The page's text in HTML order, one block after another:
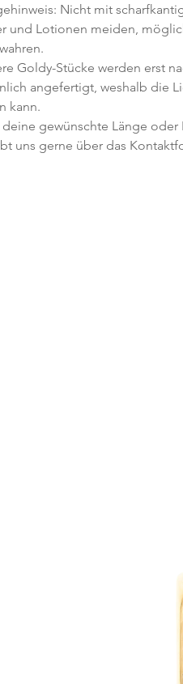
Nicht mit
und Lotionen meiden,
Goldy-Stücke werden erst
angefertigt, weshalb die
kann.
deine gewünschte Länge oder
uns gerne über das